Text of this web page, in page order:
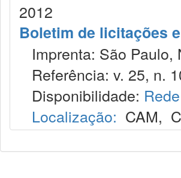
2012
Boletim de licitações
Imprenta: São Paulo,
Referência: v. 25, n.
Disponibilidade:
Localização: CAM,